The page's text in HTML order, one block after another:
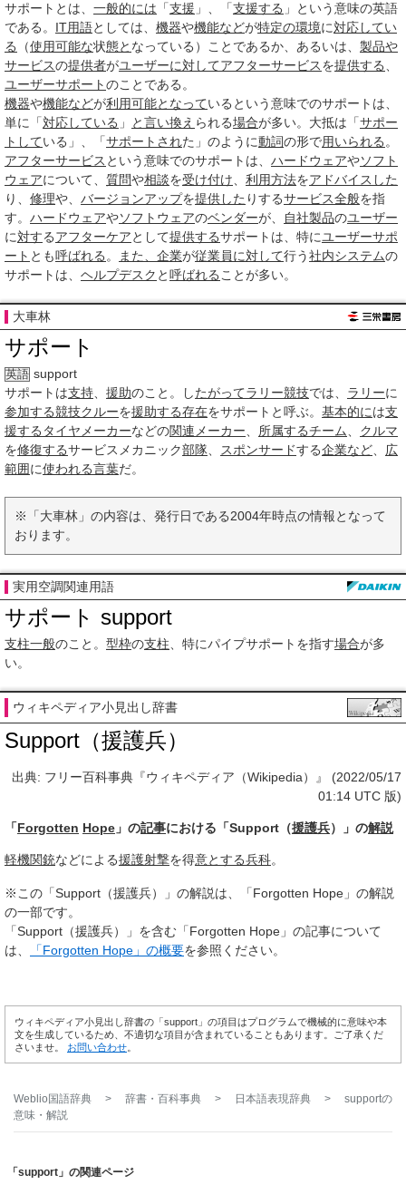
サポート とは、 一般的には 「支援 」、「支援する 」という意味の英語
である。 IT用語としては、 機器や機能などが特定の環境に対応してい
る
（使用可能な状態と なっている）ことであるか、あるいは、 製品や
サービスの提供者がユーザーに対してアフターサービスを提供する
ユーザーサポートのことである。
機器や機能などが利用可能となっているという意味でのサポートは、
単に「対応している 」 と言い換え られる場合が多い。大抵は「サポー
トしている」、「サポートされた」のように動詞の形で用いられる 。
アフターサービス という意味でのサポートは、 ハードウェアやソフト
ウェアについて、 質問や相談を受け付け 利用方法をアドバイスした
り、 修理や、 バージョンアップを提供した りするサービス全般を指
す。 ハードウェアやソフトウェアのベンダーが、 自社製品のユーザー
に対するアフターケアとして提供するサポートは、特にユーザーサポ
ート とも呼ばれる 。 また、 企業が従業員に対して行う社内システムの
サポートは、 ヘルプデスク と呼ばれる ことが多い。
大車林
サポート
英語 support
サポートは支持 援助のこと。したがってラリー競技では、 ラリーに
参加する競技クルーを援助する存在をサポートと呼ぶ。 基本的には支
援する タイヤメーカーなどの関連 メーカー 所属するチーム
クルマ
を修復するサービスメカニック部隊 スポンサードする企業など
広
範囲に使われる言葉だ。
※「大車林」の内容は、発行日である2004年時点の情報となって
おります。
実用空調関連用語
サポート support
支柱一般のこと。 型枠の支柱 、特にパイプサポートを指す場合が多
い。
ウィキペディア小見出し辞書
Support（援護兵）
出典: フリー百科事典『ウィキペディア（Wikipedia）』 (2022/05/17
01:14 UTC 版)
「Forgotten Hope 」の記事における「Support（援護兵）」の解説
軽機関銃などによる援護射撃を得意とする兵科。
※この「Support（援護兵）」の解説は、「Forgotten Hope」の解説
の一部です。
「Support（援護兵）」を含む「Forgotten Hope」の記事について
は、
「Forgotten Hope」の概要を参照ください。
ウィキペディア小見出し辞書の「support」の項目はプログラムで機械的に意味や本
文を生成しているため、不適切な項目が含まれていることもあります。ご了承くだ
さいませ。 お問い合わせ
Weblio国語辞典 > 辞書・百科事典 > 日本語表現辞典 > supportの
意味・解説
「support」の関連ページ